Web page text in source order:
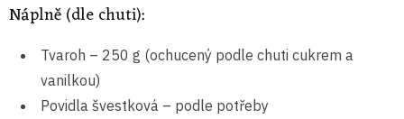
Náplně (dle chuti):
Tvaroh – 250 g (ochucený podle chuti cukrem a
vanilkou)
Povidla švestková – podle potřeby